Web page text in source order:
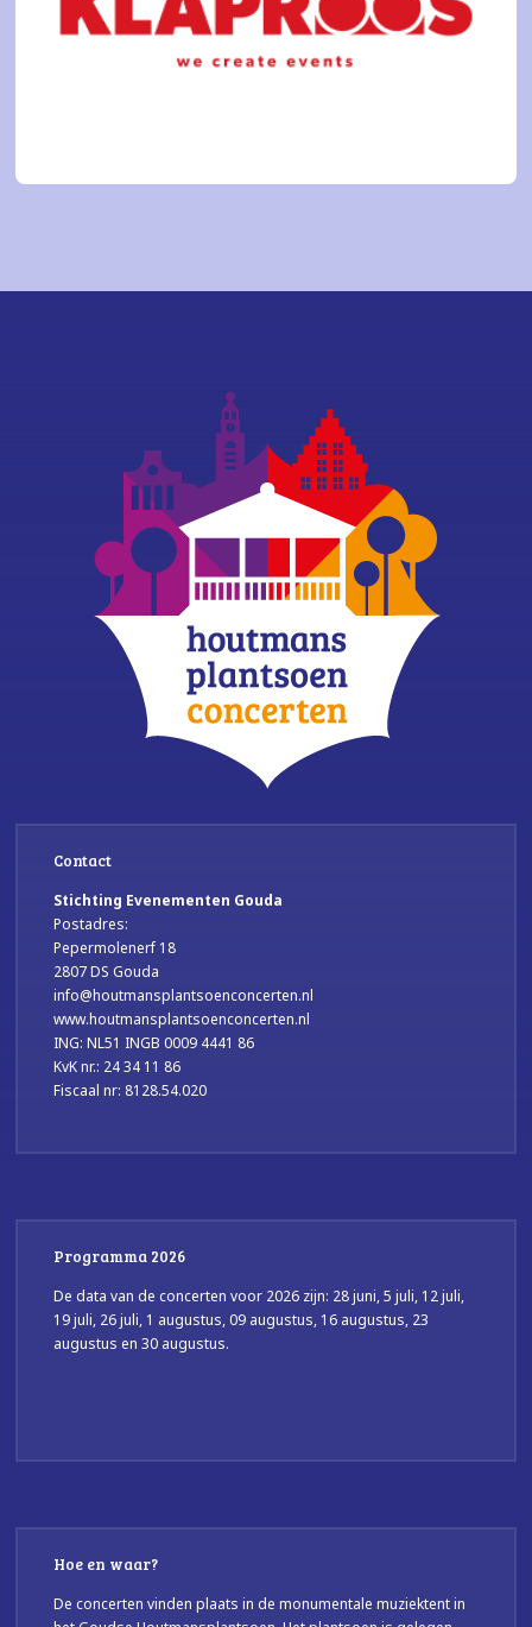
Contact
Stichting Evenementen Gouda
Postadres:
Pepermolenerf 18
2807 DS Gouda
info@houtmansplantsoenconcerten.nl
www.houtmansplantsoenconcerten.nl
ING: NL51 INGB 0009 4441 86
KvK nr.: 24 34 11 86
Fiscaal nr: 8128.54.020
Programma 2026
De data van de concerten voor 2026 zijn: 28 juni, 5 juli, 12 juli,
19 juli, 26 juli, 1 augustus, 09 augustus, 16 augustus, 23
augustus en 30 augustus.
Hoe en waar?
De concerten vinden plaats in de monumentale muziektent in